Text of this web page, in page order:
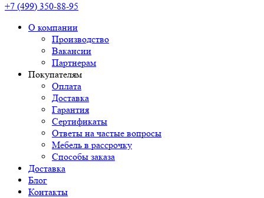
+7 (499) 350-88-95
О компании
Производство
Вакансии
Партнерам
Покупателям
Оплата
Доставка
Гарантия
Сертификаты
Ответы на частые вопросы
Мебель в рассрочку
Способы заказа
Доставка
Блог
Контакты